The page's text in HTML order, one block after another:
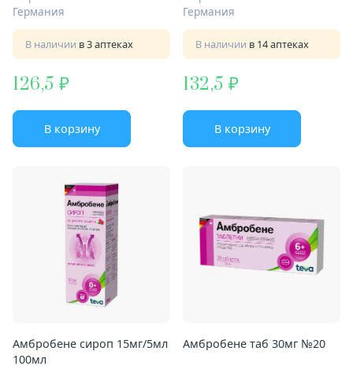
Германия
В наличии в 3 аптеках
126,5
В корзину
Германия
В наличии в 14 аптеках
132,5
В корзину
Амбробене сироп 15мг/5мл
100мл
Амбробене таб 30мг №20